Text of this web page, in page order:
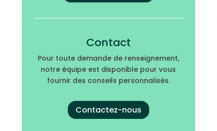
Contact
Pour toute demande de renseignement,
notre équipe est disponible pour vous
fournir des conseils personnalisés.
Contactez-nous